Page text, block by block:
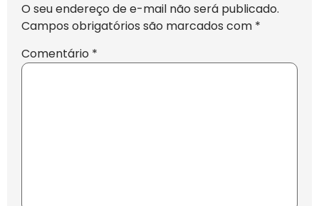
O seu endereço de e-mail não será publicado.
Campos obrigatórios são marcados com *
Comentário *